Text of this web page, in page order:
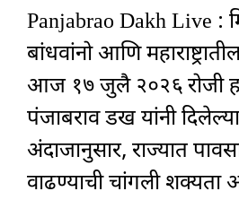
Panjabrao Dakh Live :
बांधवांनो आणि
आज १७ जुलै २०२६ रोजी
पंजाबराव डख यांनी
अंदाजानुसार, राज्यात
वाढण्याची चांगली